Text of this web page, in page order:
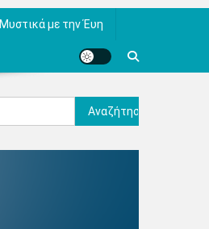
Μυστικά με την Έυη
Αναζήτηση
για: